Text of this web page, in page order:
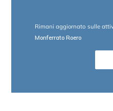
Rimani aggiornato sulle
Monferrato Roero